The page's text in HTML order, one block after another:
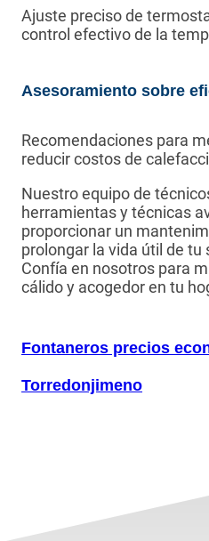
Ajuste preciso de
control efectivo de la
Asesoramiento sobre
Recomendaciones para
reducir costos de
Nuestro equipo de
herramientas y técnicas
proporcionar un
prolongar la vida útil de
Confía en nosotros para
cálido y acogedor en tu
Fontaneros precios
Torredonjimeno